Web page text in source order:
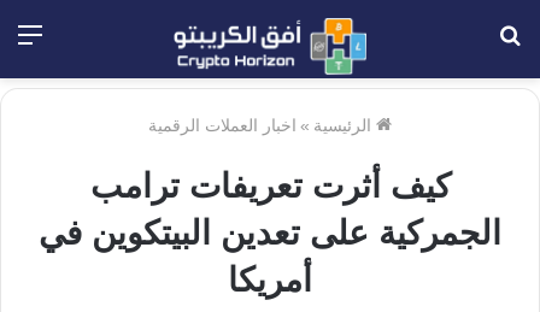
الرئيسية » اخبار العملات الرقمية
كيف أثرت تعريفات ترامب
الجمركية على تعدين البيتكوين في
أمريكا